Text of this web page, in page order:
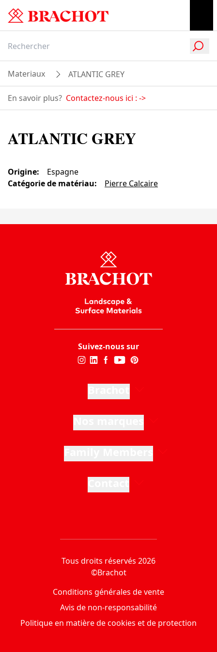
Materiaux ATLANTIC GREY
En savoir plus? Contactez-nous ici : ->
ATLANTIC GREY
Origine:
Espagne
Catégorie de matériau: Pierre Calcaire
Suivez-nous sur
Tous droits réservés 2026
©Brachot
Conditions générales de vente
Avis de non-responsabilité
Politique en matière de cookies et de protection